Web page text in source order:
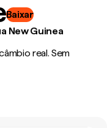
Baixar
New Guinea
real. Sem